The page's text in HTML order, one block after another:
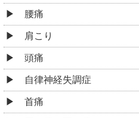
腰痛
肩こり
頭痛
自律神経失調症
首痛